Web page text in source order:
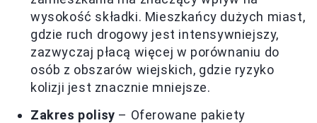
wysokość składki. Mieszkańcy dużych miast,
gdzie ruch drogowy jest intensywniejszy,
zazwyczaj płacą więcej w porównaniu do
osób z obszarów wiejskich, gdzie ryzyko
kolizji jest znacznie mniejsze.
Zakres polisy – Oferowane pakiety